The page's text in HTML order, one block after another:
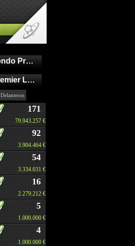
Último video del futmondo Premier League
Plantilla - futmondo Premier League
Delanteros
171
79.943.257 €
92
3.904.464 €
54
3.334.031 €
16
2.279.212 €
5
1.000.000 €
4
1.000.000 €